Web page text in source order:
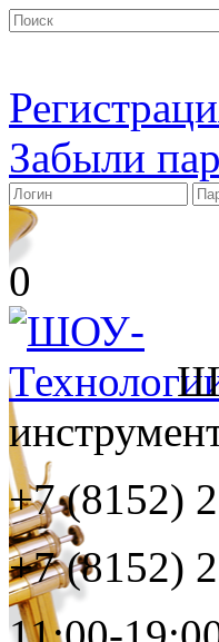
Забыли
0
+7 (8152)
+7 (8152)